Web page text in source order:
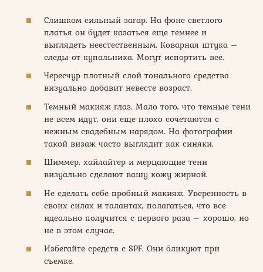
Слишком сильный загар. На фоне светлого
платья он будет казаться еще темнее и
выглядеть неестественным. Коварная штука –
следы от купальника. Могут испортить все.
Чересчур плотный слой тонального средства
визуально добавит невесте возраст.
Темный макияж глаз. Мало того, что темные тени
не всем идут, они еще плохо сочетаются с
нежным свадебным нарядом. На фотографии
такой визаж часто выглядит как синяки.
Шиммер, хайлайтер и мерцающие тени
визуально сделают вашу кожу жирной.
Не сделать себе пробный макияж. Уверенность в
своих силах и талантах, полагаться, что все
идеально получится с первого раза – хорошо, но
не в этом случае.
Избегайте средств с SPF. Они бликуют при
съемке.